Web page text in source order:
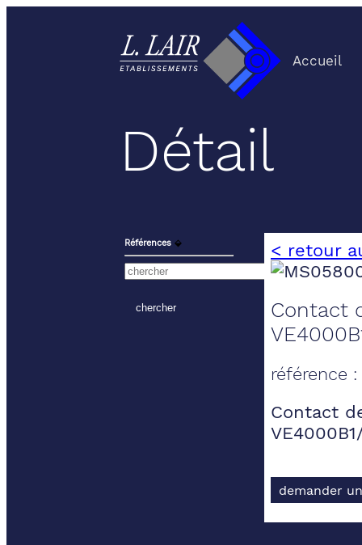
Accueil
Détail
Références ⬙ < retour
Contact
référence
Contact
demander